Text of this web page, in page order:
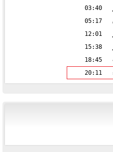
03:40
05:17
12:01
15:38
18:45
20:11